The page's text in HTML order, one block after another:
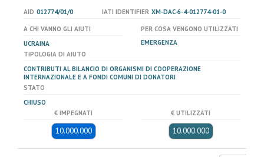
AID 012774/01/0 IATI IDENTIFIER XM-DAC-6-4-012774-01-0
A CHI VANNO GLI AIUTI
UCRAINA
PER COSA VENGONO UTILIZZATI
EMERGENZA
TIPOLOGIA DI AIUTO
CONTRIBUTI AL BILANCIO DI ORGANISMI DI COOPERAZIONE
INTERNAZIONALE E A FONDI COMUNI DI DONATORI
STATO
CHIUSO
€ IMPEGNATI
10.000.000
€ UTILIZZATI
10.000.000